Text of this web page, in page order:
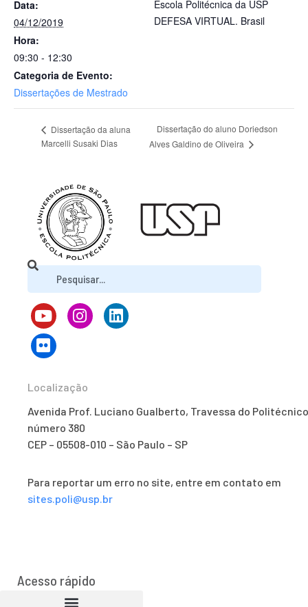
Data:
04/12/2019
Hora:
09:30 - 12:30
Categoria de Evento:
Dissertações de Mestrado
Escola Politécnica da USP
DEFESA VIRTUAL. Brasil
Dissertação da aluna
Marcelli Susaki Dias
Dissertação do aluno Doriedson
Alves Galdino de Oliveira
Localização
Avenida Prof. Luciano Gualberto, Travessa do
número 380
CEP – 05508-010 – São Paulo – SP
Para reportar um erro no site, entre em contato em
sites.poli@usp.br
Acesso rápido